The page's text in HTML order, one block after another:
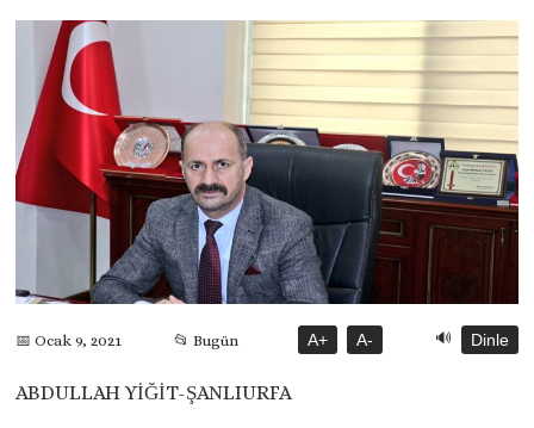
📅 Ocak 9, 2021 📂 Bugün A+ A- 🔊 Dinle
ABDULLAH YİĞİT-ŞANLIURFA